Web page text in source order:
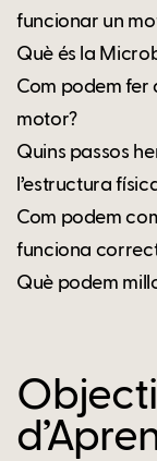
funcionar un
Què és la
Com podem fer
motor?
Quins passos
l’estructura
Com podem
funciona
Què podem